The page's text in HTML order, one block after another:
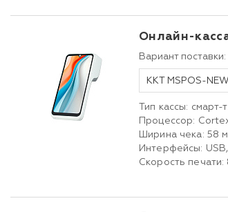
Онлайн-
Вариант поставки:
ККТ MSPOS-
Тип кассы: смарт-
Процессор:
Ширина чека: 58
Интерфейсы:
Скорость